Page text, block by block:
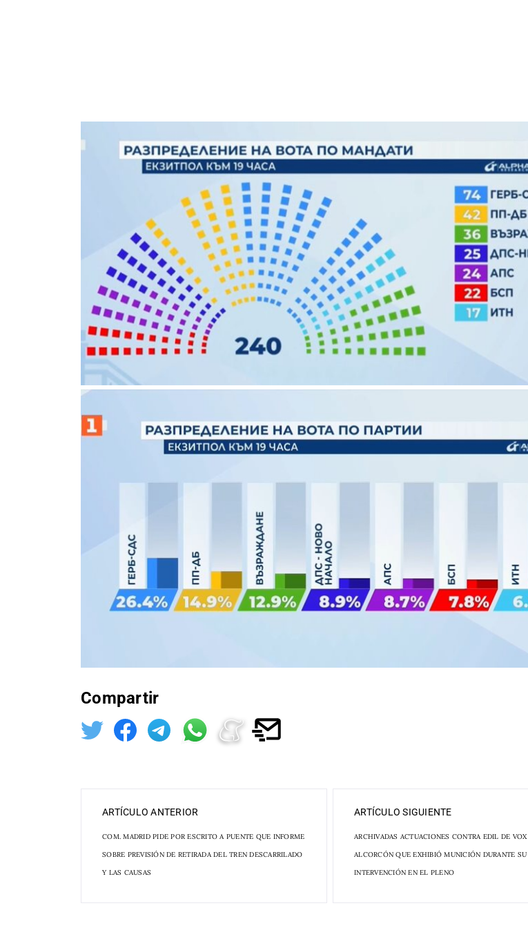
Compartir
ARTÍCULO ANTERIOR
COM. MADRID PIDE POR ESCRITO A PUENTE QUE INFORME
SOBRE PREVISIÓN DE RETIRADA DEL TREN DESCARRILADO
Y LAS CAUSAS
ARTÍCULO SIGUIENTE
ARCHIVADAS ACTUACIONES CONTRA EDIL DE VOX
ALCORCÓN QUE EXHIBIÓ MUNICIÓN DURANTE SU
INTERVENCIÓN EN EL PLENO